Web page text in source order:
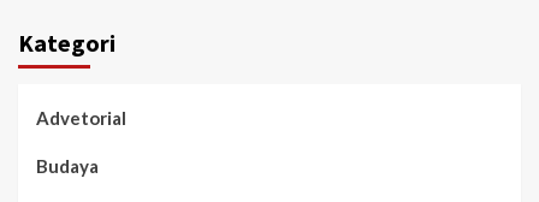
Kategori
Advetorial
Budaya